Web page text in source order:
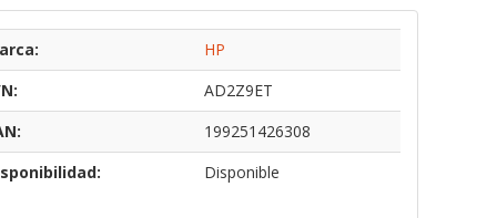
HP
AD2Z9ET
199251426308
Disponible